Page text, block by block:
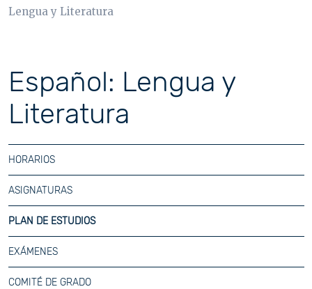
Lengua y Literatura
Español: Lengua y
Literatura
HORARIOS
ASIGNATURAS
PLAN DE ESTUDIOS
EXÁMENES
COMITÉ DE GRADO